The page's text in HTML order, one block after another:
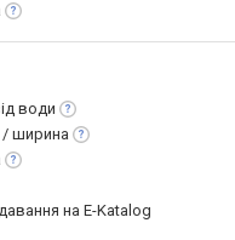
води
/ ширина
на E-Katalog